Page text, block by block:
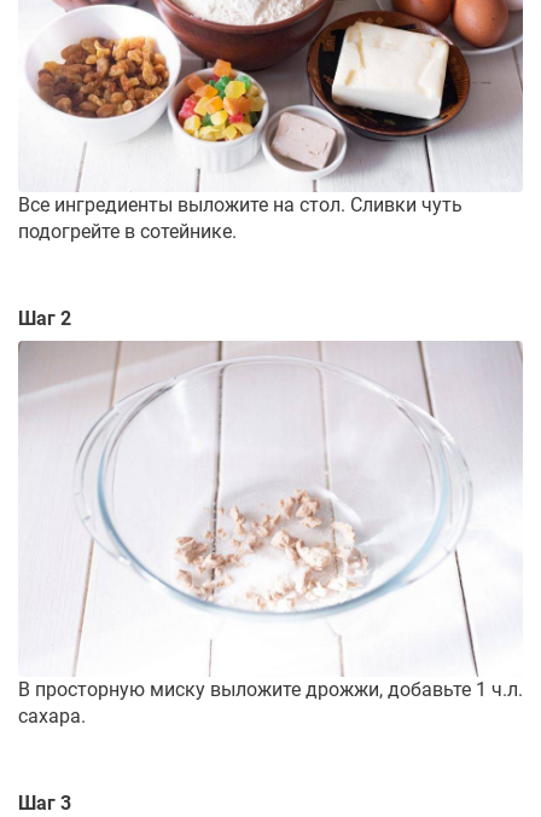
Все ингредиенты выложите на стол. Сливки чуть
подогрейте в сотейнике.
Шаг 2
В просторную миску выложите дрожжи, добавьте 1 ч.л.
сахара.
Шаг 3